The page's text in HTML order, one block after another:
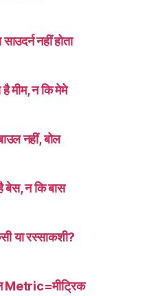
नहीं होता
मीम, न कि मेमे
नहीं, बोल
बेस, न कि बास
या रस्साकशी?
Metric=मीट्रिक